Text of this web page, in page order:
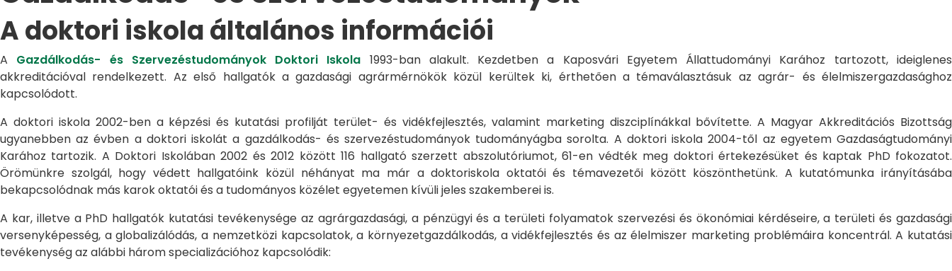
A doktori iskola általános információi
A Gazdálkodás- és Szervezéstudományok Doktori Iskola 1993-ban alakult. Kezdetben a Kaposvári Egyetem Állattudományi Karához tartozott, ideiglenes
akkreditációval rendelkezett. Az első hallgatók a gazdasági agrármérnökök közül kerültek ki, érthetően a témaválasztásuk az agrár- és élelmiszergazdasághoz
kapcsolódott.
A doktori iskola 2002-ben a képzési és kutatási profilját terület- és vidékfejlesztés, valamint marketing diszciplínákkal bővítette. A Magyar Akkreditációs Bizottság
ugyanebben az évben a doktori iskolát a gazdálkodás- és szervezéstudományok tudományágba sorolta. A doktori iskola 2004-től az egyetem Gazdaságtudományi
Karához tartozik. A Doktori Iskolában 2002 és 2012 között 116 hallgató szerzett abszolutóriumot, 61-en védték meg doktori értekezésüket és kaptak PhD fokozatot.
Örömünkre szolgál, hogy védett hallgatóink közül néhányat ma már a doktoriskola oktatói és témavezetői között köszönthetünk. A kutatómunka irányításába
bekapcsolódnak más karok oktatói és a tudományos közélet egyetemen kívüli jeles szakemberei is.
A kar, illetve a PhD hallgatók kutatási tevékenysége az agrárgazdasági, a pénzügyi és a területi folyamatok szervezési és ökonómiai kérdéseire, a területi és gazdasági
versenyképesség, a globalizálódás, a nemzetközi kapcsolatok, a környezetgazdálkodás, a vidékfejlesztés és az élelmiszer marketing problémáira koncentrál. A kutatási
tevékenység az alábbi három specializációhoz kapcsolódik: